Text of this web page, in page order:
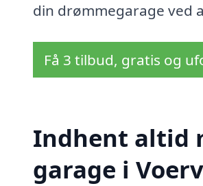
din drømmegarage ved
Få 3 tilbud, gratis og
Indhent altid
garage i